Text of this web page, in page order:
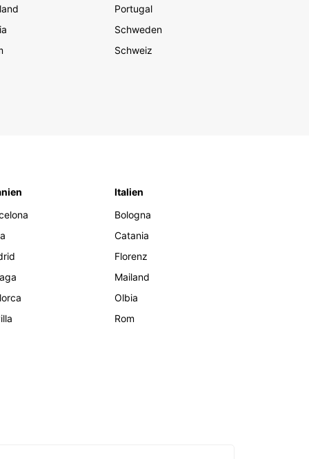
Europcar Mosambik willkommen zu heißen!
Portugal
Schweden
Schweiz
Italien
Bologna
Catania
Florenz
Mailand
Olbia
Rom